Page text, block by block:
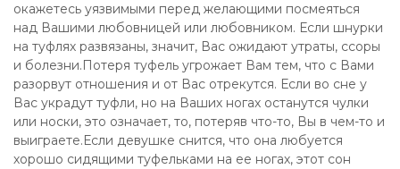
окажетесь уязвимыми перед желающими посмеяться
над Вашими любовницей или любовником. Если шнурки
на туфлях развязаны, значит, Вас ожидают утраты, ссоры
и болезни.Потеря туфель угрожает Вам тем, что с Вами
разорвут отношения и от Вас отрекутся. Если во сне у
Вас украдут туфли, но на Ваших ногах останутся чулки
или носки, это означает, то, потеряв что-то, Вы в чем-то и
выиграете.Если девушке снится, что она любуется
хорошо сидящими туфельками на ее ногах, этот сон